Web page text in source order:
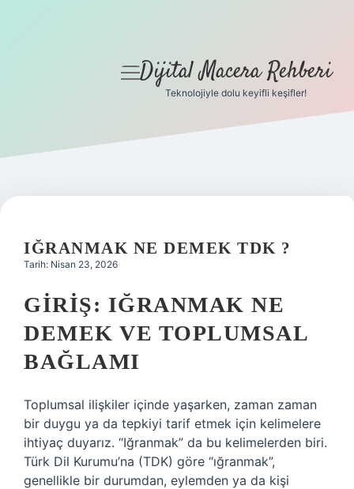
Gizlilik Politikası
Yasal Uyarı
menüyü
Dijital Macera Rehberi
Teknolojiyle dolu keyifli keşifler!
IĞRANMAK NE DEMEK TDK ?
Tarih: Nisan 23, 2026
GIRIŞ: IĞRANMAK NE
DEMEK VE TOPLUMSAL
BAĞLAMI
Toplumsal ilişkiler içinde yaşarken, zaman zaman
bir duygu ya da tepkiyi tarif etmek için kelimelere
ihtiyaç duyarız. “Iğranmak” da bu kelimelerden biri.
Türk Dil Kurumu’na (TDK) göre “ığranmak”,
genellikle bir durumdan, eylemden ya da kişi